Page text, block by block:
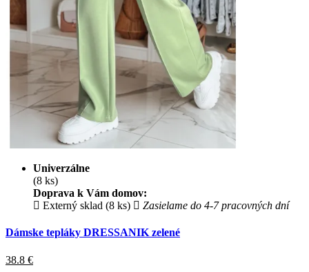
Univerzálne
(8 ks)
Doprava k Vám domov:
Externý sklad (8 ks)
Zasielame do 4-7 pracovných dní
Dámske tepláky DRESSANIK zelené
38.8 €